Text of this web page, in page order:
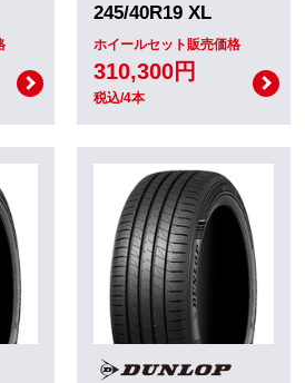
245/40R19 XL
ホイールセット販売価格
310,300円
税込/4本